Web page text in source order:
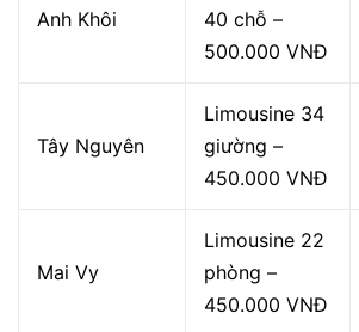
Anh Khôi
40 chỗ –
500.000 VNĐ
Tây Nguyên
Limousine 34
giường –
450.000 VNĐ
Mai Vy
Limousine 22
phòng –
450.000 VNĐ